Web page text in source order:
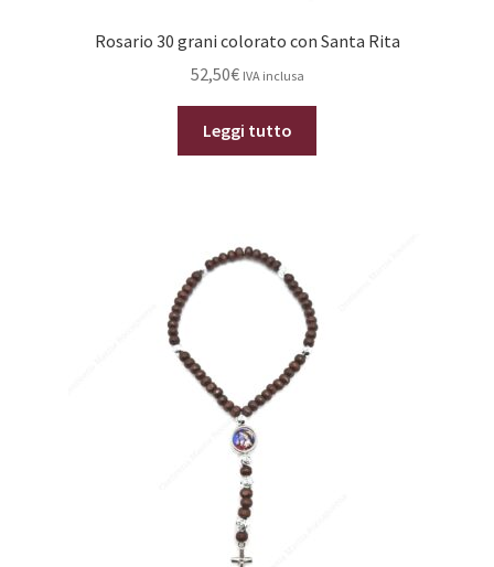
Rosario 30 grani colorato con Santa Rita
52,50€ IVA inclusa
Leggi tutto